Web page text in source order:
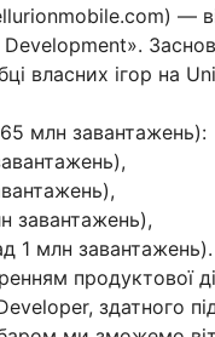
—
власних ігор на
млн завантажень):
завантажень),
1 млн завантажень).
продуктової
здатного